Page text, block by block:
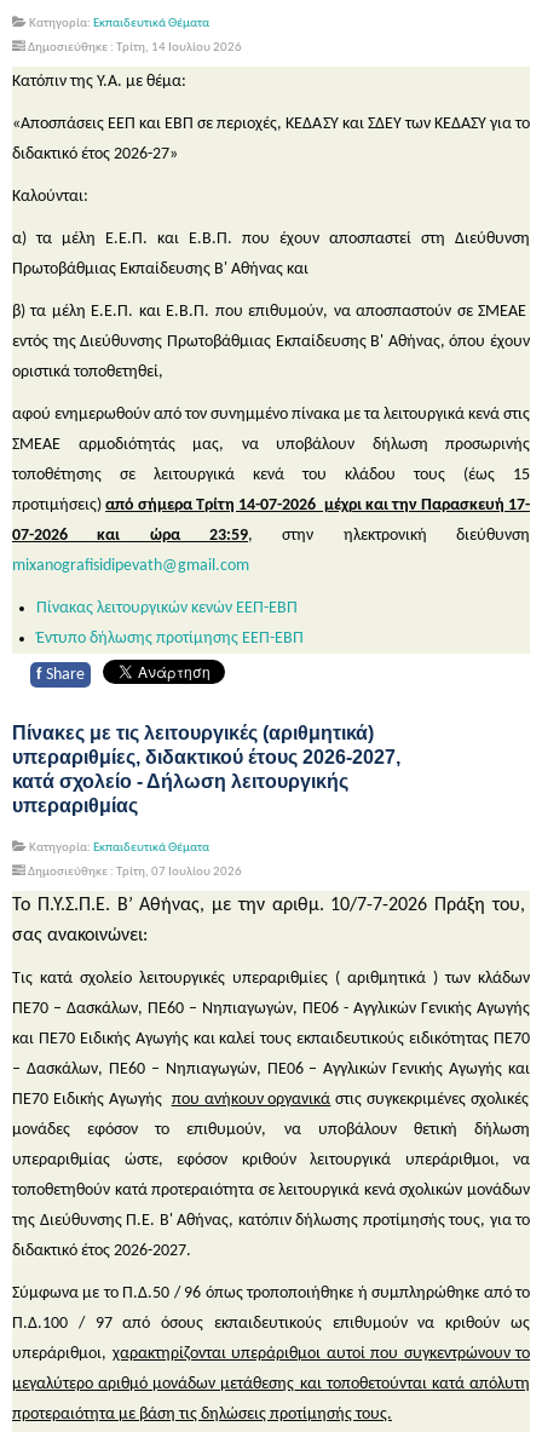
Κατηγορία: Εκπαιδευτικά Θέματα
Δημοσιεύθηκε : Τρίτη, 14 Ιουλίου 2026
Κατόπιν της Υ.Α. με θέμα:
«Αποσπάσεις ΕΕΠ και ΕΒΠ σε περιοχές, ΚΕΔΑΣΥ και ΣΔΕΥ των ΚΕΔΑΣΥ για το
διδακτικό έτος 2026-27»
Καλούνται:
α) τα μέλη Ε.Ε.Π. και Ε.Β.Π. που έχουν αποσπαστεί στη Διεύθυνση
Πρωτοβάθμιας Εκπαίδευσης Β' Αθήνας και
β) τα μέλη Ε.Ε.Π. και Ε.Β.Π. που επιθυμούν, να αποσπαστούν σε ΣΜΕΑΕ
εντός της Διεύθυνσης Πρωτοβάθμιας Εκπαίδευσης Β' Αθήνας, όπου έχουν
οριστικά τοποθετηθεί,
αφού ενημερωθούν από τον συνημμένο πίνακα με τα λειτουργικά κενά στις
ΣΜΕΑΕ αρμοδιότητάς μας, να υποβάλουν δήλωση προσωρινής
τοποθέτησης σε λειτουργικά κενά του κλάδου τους (έως 15
προτιμήσεις)από σήμερα Τρίτη 14-07-2026 μέχρι και την Παρασκευή 17-
07-2026 και ώρα 23:59, στην ηλεκτρονική διεύθυνση
mixanografisidipevath@gmail.com
Πίνακας λειτουργικών κενών ΕΕΠ-ΕΒΠ
Έντυπο δήλωσης προτίμησης ΕΕΠ-ΕΒΠ
f Share
Πίνακες με τις λειτουργικές (αριθμητικά)
υπεραριθμίες, διδακτικού έτους 2026-2027,
κατά σχολείο - Δήλωση λειτουργικής
υπεραριθμίας
Κατηγορία: Εκπαιδευτικά Θέματα
Δημοσιεύθηκε : Τρίτη, 07 Ιουλίου 2026
Το Π.Υ.Σ.Π.Ε. Β’ Αθήνας, με την αριθμ. 10/7-7-2026 Πράξη του,
σας ανακοινώνει:
Τις κατά σχολείο λειτουργικές υπεραριθμίες ( αριθμητικά ) των κλάδων
ΠΕ70 – Δασκάλων, ΠΕ60 – Νηπιαγωγών, ΠΕ06 - Αγγλικών Γενικής Αγωγής
και ΠΕ70 Ειδικής Αγωγήςκαικαλεί τους εκπαιδευτικούς ειδικότητας ΠΕ70
– Δασκάλων, ΠΕ60 – Νηπιαγωγών, ΠΕ06 –Αγγλικών Γενικής Αγωγήςκαι
ΠΕ70 Ειδικής Αγωγής που ανήκουν οργανικά στις συγκεκριμένες σχολικές
μονάδες εφόσον το επιθυμούν, να υποβάλουν θετική δήλωση
υπεραριθμίας ώστε, εφόσον κριθούν λειτουργικά υπεράριθμοι, να
τοποθετηθούν κατά προτεραιότητα σε λειτουργικά κενά σχολικών μονάδων
της Διεύθυνσης Π.Ε. Β' Αθήνας, κατόπιν δήλωσης προτίμησής τους, για το
διδακτικό έτος 2026-2027.
Σύμφωνα με το Π.Δ.50 / 96 όπως τροποποιήθηκε ή συμπληρώθηκε από το
Π.Δ.100 / 97 από όσους εκπαιδευτικούς επιθυμούννα κριθούν ως
υπεράριθμοι, χαρακτηρίζονται υπεράριθμοι αυτοί που συγκεντρώνουν το
μεγαλύτερο αριθμό μονάδων μετάθεσης και τοποθετούνται κατά απόλυτη
προτεραιότητα με βάση τις δηλώσεις προτίμησής τους.